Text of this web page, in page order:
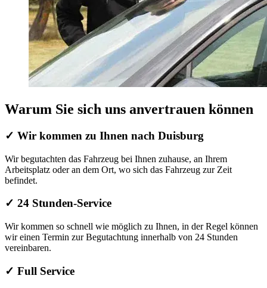
Warum Sie sich uns anvertrauen können
✓ Wir kommen zu Ihnen nach Duisburg
Wir begutachten das Fahrzeug bei Ihnen zuhause, an Ihrem
Arbeitsplatz oder an dem Ort, wo sich das Fahrzeug zur Zeit
befindet.
✓ 24 Stunden-Service
Wir kommen so schnell wie möglich zu Ihnen, in der Regel können
wir einen Termin zur Begutachtung innerhalb von 24 Stunden
vereinbaren.
✓ Full Service